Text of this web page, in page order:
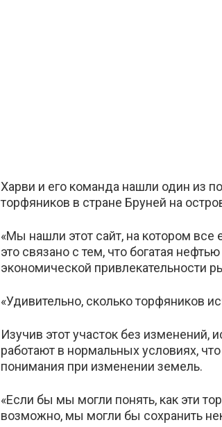
Харви и его команда нашли один из
торфяников в стране Бруней на
«Мы нашли этот сайт, на котором все
это связано с тем, что богатая
экономической привлекательности
«Удивительно, сколько торфяников
Изучив этот участок без изменений,
работают в нормальных условиях,
понимания при изменении земель.
«Если бы мы могли понять, как эти
возможно, мы могли бы сохранить